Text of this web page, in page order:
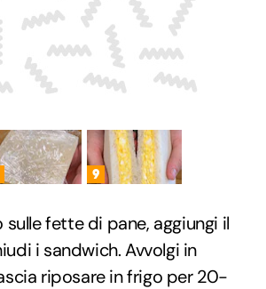
9
sulle fette di pane, aggiungi il
i sandwich. Avvolgi in
riposare in frigo per 20-